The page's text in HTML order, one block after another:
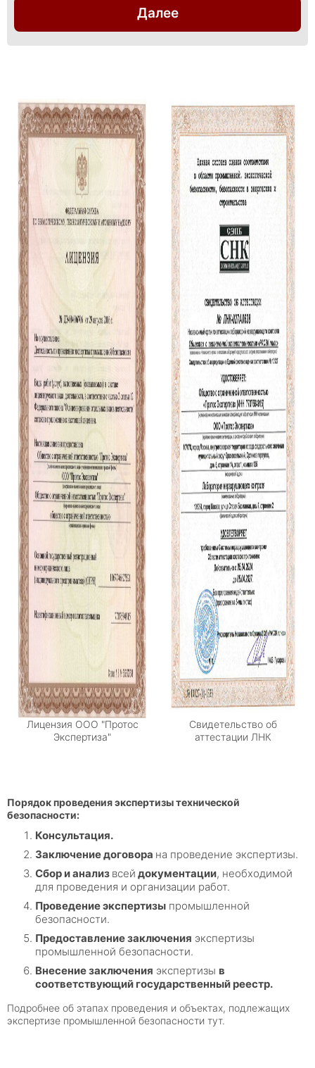
Далее
Лицензия ООО "Протос
Экспертиза"
Свидетельство об
аттестации ЛНК
Порядок проведения экспертизы технической
безопасности:
Консультация.
Заключение договора на проведение экспертизы.
Сбор и анализ всей документации, необходимой
для проведения и организации работ.
Проведение экспертизы промышленной
безопасности.
Предоставление заключения экспертизы
промышленной безопасности.
Внесение заключения экспертизы в
соответствующий государственный реестр.
Подробнее об этапах проведения и объектах, подлежащих
экспертизе промышленной безопасности тут.